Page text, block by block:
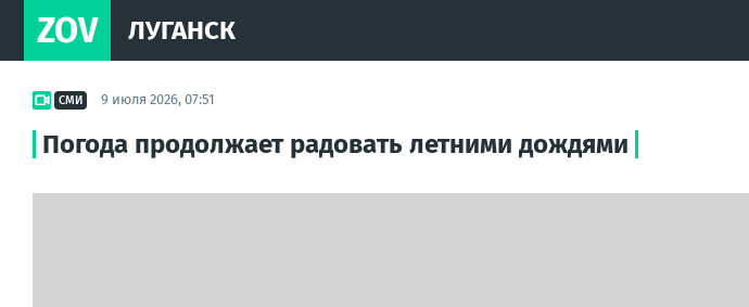
ZOV ЛУГАНСК
СМИ 9 июля 2026, 07:51
Погода продолжает радовать летними дождями